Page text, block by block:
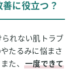
に役立つ？
れない肌トラブ
たるみに悩まさ
た、一度できて